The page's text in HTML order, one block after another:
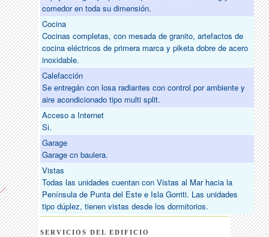
comedor en toda su dimensión.
Cocina
Cocinas completas, con mesada de granito, artefactos de
cocina eléctricos de primera marca y piketa dobre de acero
inoxidable.
Calefacción
Se entregán con losa radiantes con control por ambiente y
aire acondicionado tipo multi split.
Acceso a Internet
Si.
Garage
Garage cn baulera.
Vistas
Todas las unidades cuentan con Vistas al Mar hacia la
Península de Punta del Este e Isla Gorriti. Las unidades
tipo dúplez, tienen vistas desde los dormitorios.
SERVICIOS DEL EDIFICIO